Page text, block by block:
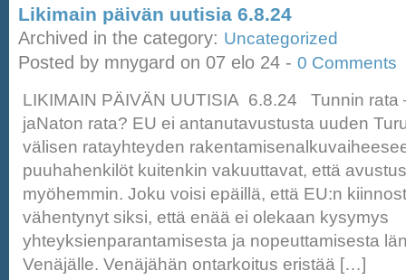
Likimain päivän uutisia 6.8.24
Archived in the category: Uncategorized
Posted by mnygard on 07 elo 24 - 0 Comments
LIKIMAIN PÄIVÄN UUTISIA 6.8.24 Tunnin rata
jaNaton rata? EU ei antanutavustusta uuden
välisen ratayhteyden
puuhahenkilöt kuitenkin vakuuttavat, että
myöhemmin. Joku voisi epäillä, että EU:n
vähentynyt siksi, että enää ei olekaan kysymys
yhteyksienparantamisesta ja nopeuttamisesta
Venäjälle. Venäjähän ontarkoitus eristää […]